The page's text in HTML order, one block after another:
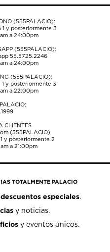
(555PALACIO):
y posteriormente 3
a 24:00pm
(555PALACIO):
55.5725.2246
a 24:00pm
(555PALACIO):
y posteriormente 3
a 22:00pm
CLIENTES
(555PALACIO)
y posteriormente 2
a 21:00pm
TOTALMENTE PALACIO
descuentos especiales.
y noticias.
y eventos únicos.